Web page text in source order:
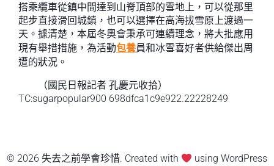
搭乘纜車從鎮中間達到山脊頂部的雪地上，可以從那里
起步直接滑回城鎮，也可以選擇在高海拔雪原上渡過一
天。據清楚，本屆冬奧會秉承可連續理念，將大批應用
現有舉措措施，為活動包養員和冰雪喜好者供給傑出周
遭的狀況。
（國民日報記者 孔慶元收拾）
TC:sugarpopular900 698dfca1c9e922.22228249
© 2026 失去之前學會珍惜. Created with
using WordPress